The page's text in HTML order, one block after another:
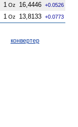
1 Oz 16,4446 +0.0526
1 Oz 13,8133 +0.0773
конвертер